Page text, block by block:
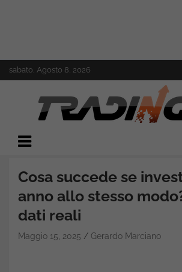
to
sabato, Agosto 8, 2026
Trading.it
Cosa succede se
anno allo stesso
dati reali
Maggio 15, 2025 Gerardo Marciano